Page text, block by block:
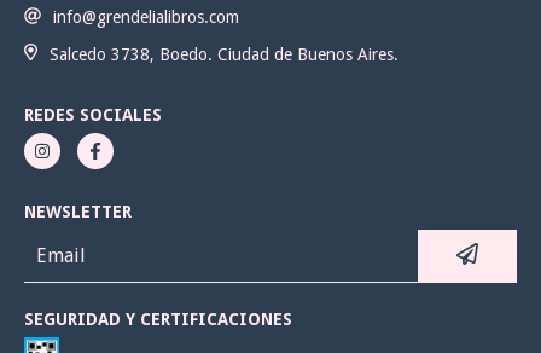
info@grendelialibros.com
Salcedo 3738, Boedo. Ciudad de Buenos Aires.
REDES SOCIALES
NEWSLETTER
SEGURIDAD Y CERTIFICACIONES